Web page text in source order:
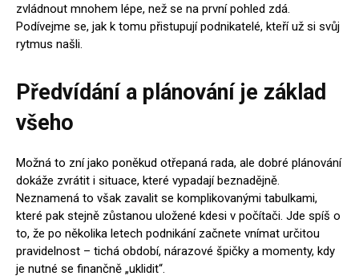
zvládnout mnohem lépe, než se na první pohled zdá.
Podívejme se, jak k tomu přistupují podnikatelé, kteří už si svůj
rytmus našli.
Předvídání a plánování je základ
všeho
Možná to zní jako poněkud otřepaná rada, ale dobré plánování
dokáže zvrátit i situace, které vypadají beznadějně.
Neznamená to však zavalit se komplikovanými tabulkami,
které pak stejně zůstanou uložené kdesi v počítači. Jde spíš o
to, že po několika letech podnikání začnete vnímat určitou
pravidelnost – tichá období, nárazové špičky a momenty, kdy
je nutné se finančně „uklidit“.